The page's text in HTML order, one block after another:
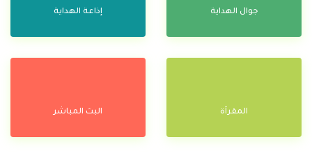
جوال الهداية إذاعة الهداية
المقرآة البث المباشر